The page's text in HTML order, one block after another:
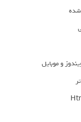
و موبایل